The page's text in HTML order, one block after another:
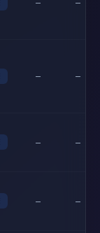
– –
– –
– –